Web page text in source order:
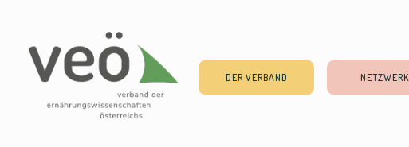
DER VERBAND NETZWERK